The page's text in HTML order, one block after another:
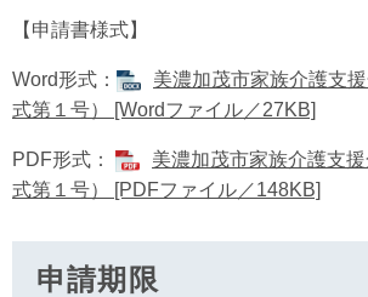
【申請書様式】
Word形式：
美濃加茂市家族介護支
式第１号） [Wordファイル／27KB]
PDF形式：
美濃加茂市家族介護支
式第１号） [PDFファイル／148KB]
申請期限